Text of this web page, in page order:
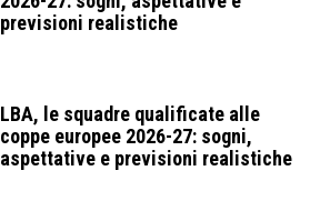
previsioni realistiche
LBA, le squadre qualificate alle
coppe europee 2026-27: sogni,
aspettative e previsioni realistiche